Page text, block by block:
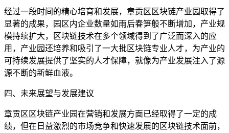
经过一段时间的精心培育和发展，章贡区区块链产业园取得了
显著的成果，园区内企业数量如雨后春笋般不断增加，产业规
模持续扩大，区块链技术在多个领域得到了广泛而深入的应
用，产业园还培养和吸引了一大批区块链专业人才，为产业的
可持续发展提供了坚实的人才保障，就像为产业发展注入了源
源不断的新鲜血液。
四、未来展望与发展建议
章贡区区块链产业园在营销和发展方面已经取得了一定的成
绩，但在日益激烈的市场竞争和快速发展的区块链技术面前，